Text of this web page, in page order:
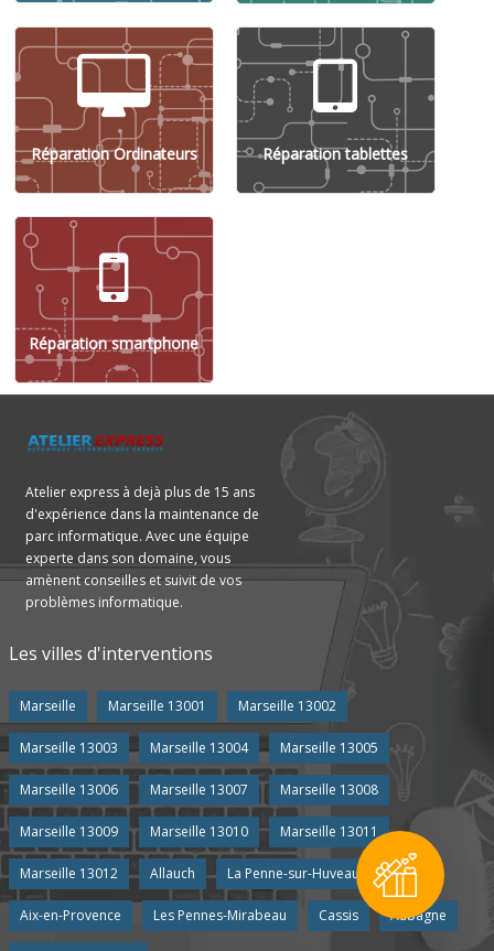
Réparation Ordinateurs Réparation tablettes
Réparation smartphone
Atelier express à dejà plus de 15 ans
d'expérience dans la maintenance de
parc informatique. Avec une équipe
experte dans son domaine, vous
amènent conseilles et suivit de vos
problèmes informatique.
Les villes d'interventions
Marseille Marseille 13001 Marseille 13002
Marseille 13003 Marseille 13004 Marseille 13005
Marseille 13006 Marseille 13007 Marseille 13008
Marseille 13009 Marseille 13010 Marseille 13011
Marseille 13012 Allauch La Penne-sur-Huveaune
Aix-en-Provence Les Pennes-Mirabeau Cassis Aubagne